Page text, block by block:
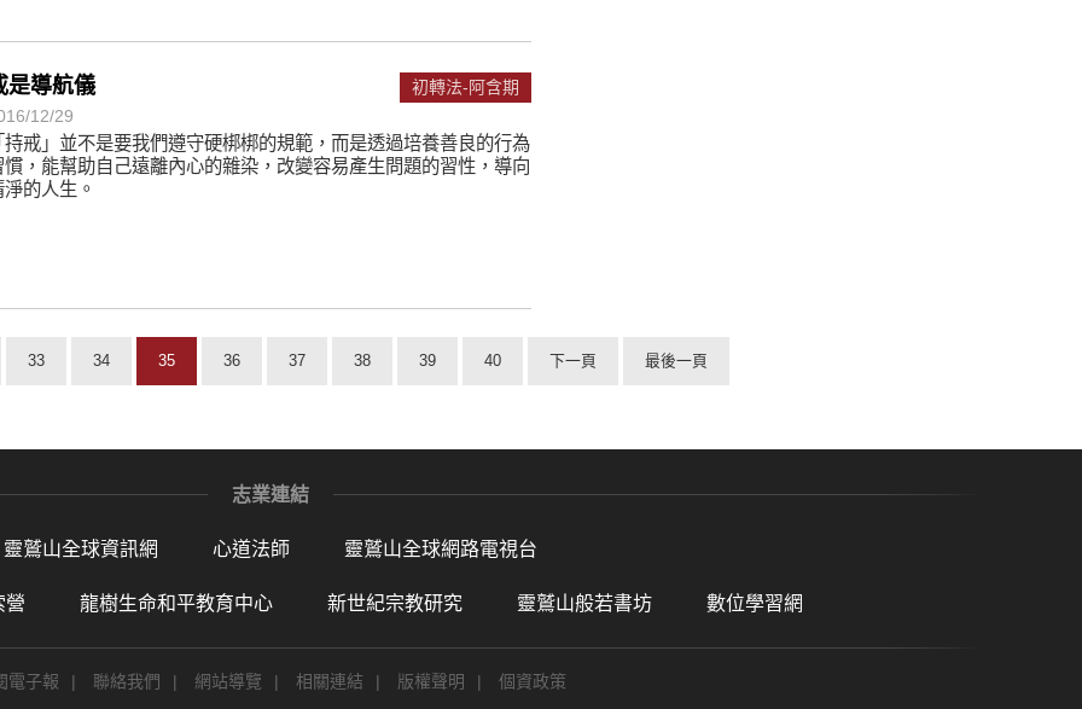
是導航儀
12/29
持戒」並不是要我們遵守硬梆梆的規範，而是透過培養善良的行為
慣，能幫助自己遠離內心的雜染，改變容易產生問題的習性，導向
淨的人生。
初轉法-阿含期
33 34 35 36 37 38 39 40 下一頁 最後一頁
志業連結
靈鷲山全球資訊網 心道法師 靈鷲山全球網路電視台
營 龍樹生命和平教育中心 新世紀宗教研究 靈鷲山般若書坊 數位學習網
電子報 | 聯絡我們 | 網站導覽 | 相關連結 | 版權聲明 | 個資政策